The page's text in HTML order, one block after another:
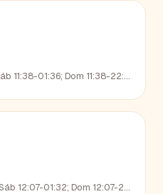
11:38-01:36; Dom 11:38-22:35
12:07-01:32; Dom 12:07-23:09